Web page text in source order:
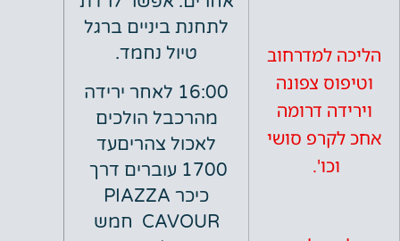
צפונה
דרומה
סושי
לתחנת ביניים ברגל
טיול נחמד.
16:00 לאחר ירידה
מהרכבל הולכים
לאכול צהריםעד
1700 עוברים דרך
כיכר PIAZZA
CAVOUR חמש